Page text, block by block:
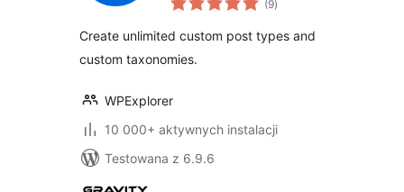
(9ocen
)
Create unlimited custom post types and
custom taxonomies.
WPExplorer
10 000+ aktywnych instalacji
Testowana z 6.9.6